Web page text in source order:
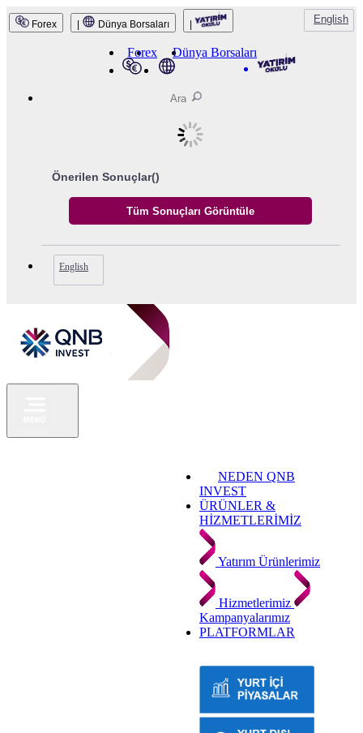
Forex Dünya Borsaları English
Forex Dünya Borsaları
Önerilen Sonuçlar()
English
NEDEN QNB
INVEST
ÜRÜNLER &
HİZMETLERİMİZ
Yatırım Ürünlerimiz
Hizmetlerimiz
Kampanyalarımız
PLATFORMLAR